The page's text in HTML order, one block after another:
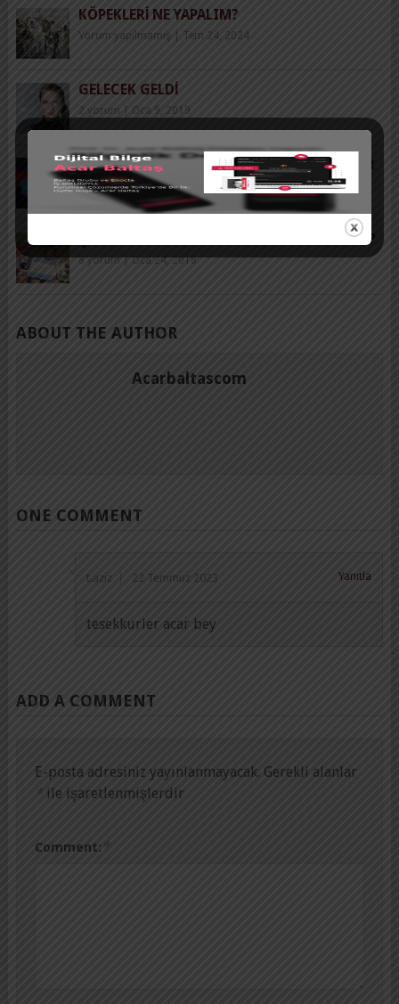
KÖPEKLERI NE YAPALIM?
Yorum yapılmamış Tem 24, 2024
GELECEK GELDI
2 yorum Oca 9, 2019
TED DÜŞÜNCE DÜNYASINI DÖNÜŞTÜRÜYOR
Yorum yapılmamış|Eyl 1, 2015
ÇOCUKLARIMIZI NASIL MUTSUZ EDIYORUZ?
8 yorum|Oca 24, 2018
ABOUT THE AUTHOR
Acarbaltascom
ONE COMMENT
t.aziz 22 Temmuz 2023 Yanıtla
tesekkurler acar bey
ADD A COMMENT
E-posta adresiniz yayınlanmayacak. Gerekli alanlar
* ile işaretlenmişlerdir
Comment: *